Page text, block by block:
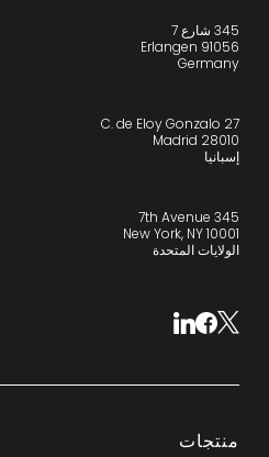
345 شارع 7
91056 Erlangen
Germany
C. de Eloy Gonzalo 27
28010 Madrid
إسبانيا
345 7th Avenue
New York, NY 10001
الولايات المتحدة
منتجات